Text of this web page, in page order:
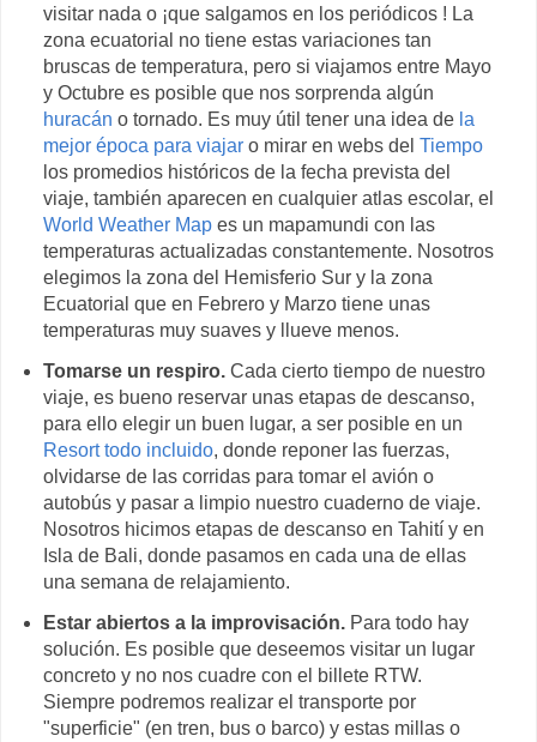
visitar nada o ¡que salgamos en los periódicos ! La
zona ecuatorial no tiene estas variaciones tan
bruscas de temperatura, pero si viajamos entre Mayo
y Octubre es posible que nos sorprenda algún
huracán o tornado. Es muy útil tener una idea de la
mejor época para viajaro mirar en webs del Tiempo
los promedios históricos de la fecha prevista del
viaje, también aparecen en cualquier atlas escolar, el
World Weather Mapes un mapamundi con las
temperaturas actualizadas constantemente. Nosotros
elegimos la zona del Hemisferio Sur y la zona
Ecuatorial que en Febrero y Marzo tiene unas
temperaturas muy suaves y llueve menos.
Tomarse un respiro.Cada cierto tiempo de nuestro
viaje, es bueno reservar unas etapas de descanso,
para ello elegir un buen lugar, a ser posible en un
Resort todo incluido, donde reponer las fuerzas,
olvidarse de las corridas para tomar el avión o
autobús y pasar a limpio nuestro cuaderno de viaje.
Nosotros hicimos etapas de descanso en Tahití y en
Isla de Bali, donde pasamos en cada una de ellas
una semana de relajamiento.
Estar abiertos a la improvisación.Para todo hay
solución. Es posible que deseemos visitar un lugar
concreto y no nos cuadre con el billete RTW.
Siempre podremos realizar el transporte por
"superficie" (en tren, bus o barco) y estas millas o